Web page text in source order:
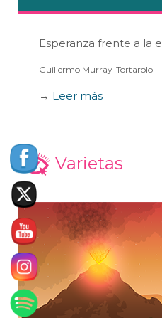
Esperanza frente a la
Guillermo Murray-Tortarolo
→ Leer más
Varietas